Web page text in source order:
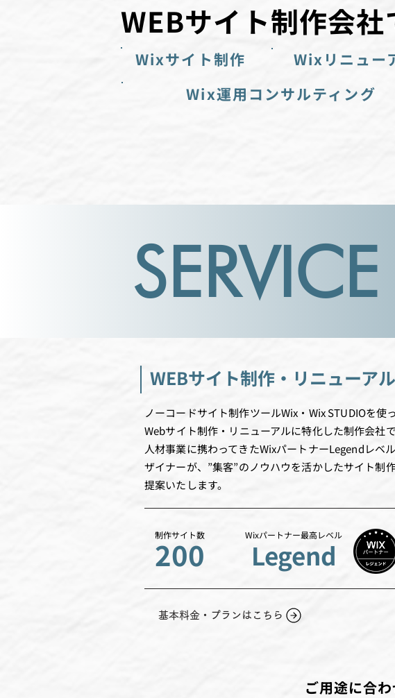
WEBサイト制作会社
Wixサイト制作
Wixリニュー
Wix運用コンサルティング
SERVICE
WEBサイト制作・リニューアル
ノーコードサイト制作ツールWix・Wix STUDIOを使
Webサイト制作・リニューアルに特化した制作会社で
人材事業に携わってきたWixパートナーLegendレベ
ザイナーが、”集客”のノウハウを活かしたサイト制
提案いたします。
制作サイト数
200 Wixパートナー最高レベル
Legend
基本料金・プランはこちら
ご用途に合